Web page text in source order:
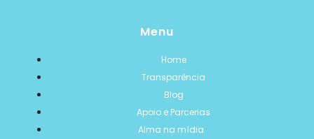
Menu
Home
Transparência
Blog
Apoio e Parcerias
Alma na mídia